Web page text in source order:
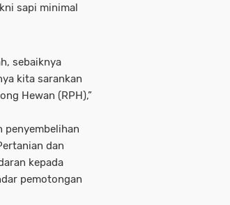
sapi minimal
sebaiknya
kita sarankan
Hewan (RPH),”
penyembelihan
dan
kepada
pemotongan